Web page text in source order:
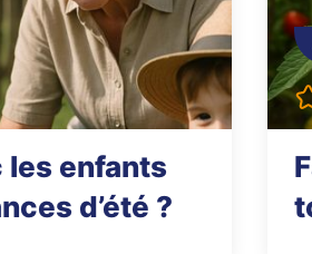
les enfants
d’été ?